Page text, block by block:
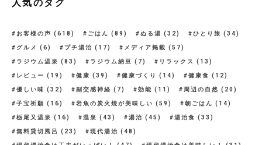
人気のタグ
お客様の声 (618) ごはん (89) ぬる湯 (32) ひとり旅 (34)
グルメ (6) プチ湯治 (17) メディア掲載 (57)
ラジウム温泉 (83) ラジウム納豆 (7) リラックス (13)
レビュー (19) 健康 (39) 健康づくり (14) 健康食 (12)
優しい味 (32) 副交感神経 (7) 効能 (11) 周辺の自然 (20)
子宝祈願 (16) 岩魚の炭火焼が美味しい (59) 朝ごはん (14)
栃尾又温泉 (16) 温泉 (43) 湯治 (45) 湯治食 (33)
無料貸切風呂 (23) 現代湯治 (48)